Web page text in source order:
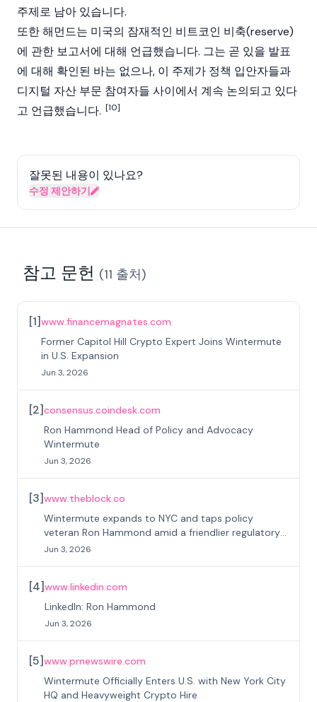
주제로 남아 있습니다.
또한 해먼드는 미국의 잠재적인 비트코인 비축(reserve)
에 관한 보고서에 대해 언급했습니다. 그는 곧 있을 발표
에 대해 확인된 바는 없으나, 이 주제가 정책 입안자들과
디지털 자산 부문 참여자들 사이에서 계속 논의되고 있다
고 언급했습니다. [10]
잘못된 내용이 있나요?
수정 제안하기
참고 문헌 (11 출처)
[1]www.financemagnates.com
Former Capitol Hill Crypto Expert Joins Wintermute
in U.S. Expansion
Jun 3, 2026
[2]consensus.coindesk.com
Ron Hammond Head of Policy and Advocacy
Wintermute
Jun 3, 2026
[3]www.theblock.co
Wintermute expands to NYC and taps policy
veteran Ron Hammond amid a friendlier regulatory
shift in the US
Jun 3, 2026
[4]www.linkedin.com
LinkedIn: Ron Hammond
Jun 3, 2026
[5]www.prnewswire.com
Wintermute Officially Enters U.S. with New York City
HQ and Heavyweight Crypto Hire